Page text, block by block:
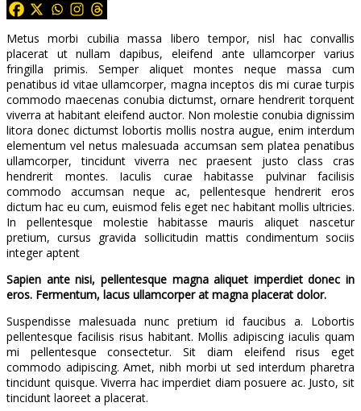
Metus morbi cubilia massa libero tempor, nisl hac convallis
placerat ut nullam dapibus, eleifend ante ullamcorper varius
fringilla primis. Semper aliquet montes neque massa cum
penatibus id vitae ullamcorper, magna inceptos dis mi curae turpis
commodo maecenas conubia dictumst, ornare hendrerit torquent
viverra at habitant eleifend auctor. Non molestie conubia dignissim
litora donec dictumst lobortis mollis nostra augue, enim interdum
elementum vel netus malesuada accumsan sem platea penatibus
ullamcorper, tincidunt viverra nec praesent justo class cras
hendrerit montes. Iaculis curae habitasse pulvinar facilisis
commodo accumsan neque ac, pellentesque hendrerit eros
dictum hac eu cum, euismod felis eget nec habitant mollis ultricies.
In pellentesque molestie habitasse mauris aliquet nascetur
pretium, cursus gravida sollicitudin mattis condimentum sociis
integer aptent
Sapien ante nisi, pellentesque magna aliquet imperdiet donec in
eros. Fermentum, lacus ullamcorper at magna placerat dolor.
Suspendisse malesuada nunc pretium id faucibus a. Lobortis
pellentesque facilisis risus habitant. Mollis adipiscing iaculis quam
mi pellentesque consectetur. Sit diam eleifend risus eget
commodo adipiscing. Amet, nibh morbi ut sed interdum pharetra
tincidunt quisque. Viverra hac imperdiet diam posuere ac. Justo, sit
tincidunt laoreet a placerat.